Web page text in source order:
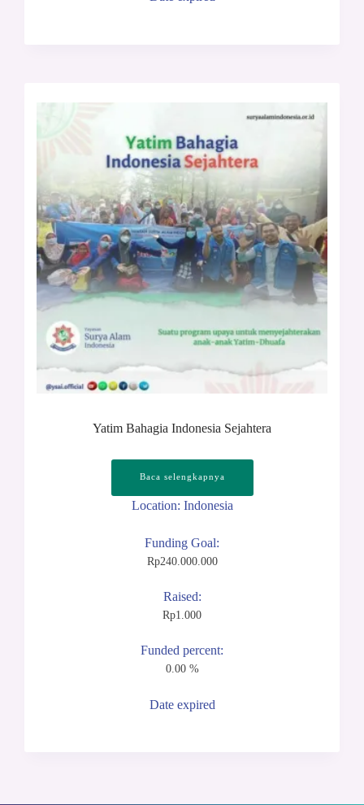
Yatim Bahagia Indonesia Sejahtera
Baca selengkapnya
Location: Indonesia
Funding Goal:
Rp240.000.000
Raised:
Rp1.000
Funded percent:
0.00 %
Date expired